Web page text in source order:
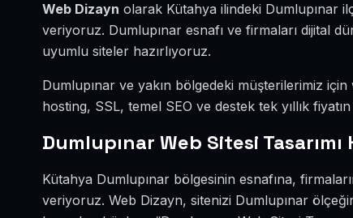
Web Dizayn olarak Kütahya ilindeki Dumlupınar
veriyoruz. Dumlupınar esnafı ve firmaları dijital
uyumlu siteler hazırlıyoruz.
Dumlupınar ve yakın bölgedeki müşterilerimiz
hosting, SSL, temel SEO ve destek tek yıllık
Dumlupınar Web Sitesi Tasarımı
Kütahya Dumlupınar bölgesinin esnafına,
veriyoruz. Web Dizayn, sitenizi Dumlupınar